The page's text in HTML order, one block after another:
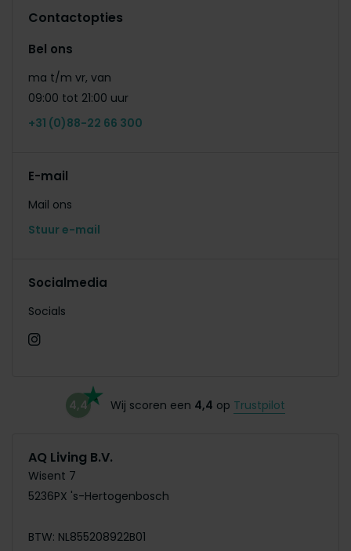
Contactopties
Bel ons
ma t/m vr, van
09:00 tot 21:00 uur
+31 (0)88-22 66 300
E-mail
Mail ons
Stuur e-mail
Socialmedia
Socials
4,4 Wij scoren een 4,4 op Trustpilot
AQ Living B.V.
Wisent 7
5236PX 's-Hertogenbosch
BTW: NL855208922B01